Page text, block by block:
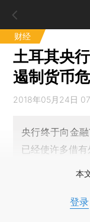
财经
土耳其央
遏制货币
2018年05月24日
央行终于向金
已经使许多借
本
登录